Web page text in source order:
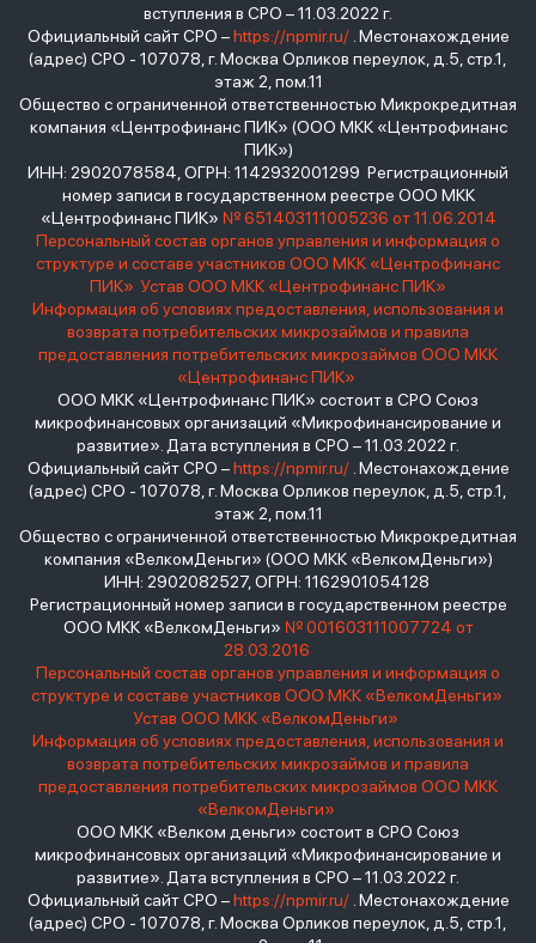
вступления в СРО – 11.03.2022 г.
Официальный сайт СРО –https://npmir.ru/. Местонахождение
(адрес) СРО - 107078, г. Москва Орликов переулок, д.5, стр.1,
этаж 2, пом.11
Общество с ограниченной ответственностью Микрокредитная
компания «Центрофинанс ПИК» (ООО МКК «Центрофинанс
ПИК»)
ИНН: 2902078584, ОГРН: 1142932001299 Регистрационный
номер записи в государственном реестре ООО МКК
«Центрофинанс ПИК» № 651403111005236 от 11.06.2014
Персональный состав органов управления и информация о
структуре и составе участников ООО МКК «Центрофинанс
ПИК» Устав ООО МКК «Центрофинанс ПИК»
Информация об условиях предоставления, использования и
возврата потребительских микрозаймов и правила
предоставления потребительских микрозаймов ООО МКК
«Центрофинанс ПИК»
ООО МКК «Центрофинанс ПИК» состоит в СРО Союз
микрофинансовых организаций «Микрофинансирование и
развитие». Дата вступления в СРО – 11.03.2022 г.
Официальный сайт СРО –https://npmir.ru/. Местонахождение
(адрес) СРО - 107078, г. Москва Орликов переулок, д.5, стр.1,
этаж 2, пом.11
Общество с ограниченной ответственностью Микрокредитная
компания «ВелкомДеньги» (ООО МКК «ВелкомДеньги»)
ИНН: 2902082527, ОГРН: 1162901054128
Регистрационный номер записи в государственном реестре
ООО МКК «ВелкомДеньги» № 001603111007724 от
28.03.2016
Персональный состав органов управления и информация о
структуре и составе участников ООО МКК «ВелкомДеньги»
Устав ООО МКК «ВелкомДеньги»
Информация об условиях предоставления, использования и
возврата потребительских микрозаймов и правила
предоставления потребительских микрозаймов ООО МКК
«ВелкомДеньги»
ООО МКК «Велком деньги» состоит в СРО Союз
микрофинансовых организаций «Микрофинансирование и
развитие». Дата вступления в СРО – 11.03.2022 г.
Официальный сайт СРО –https://npmir.ru/. Местонахождение
(адрес) СРО - 107078, г. Москва Орликов переулок, д.5, стр.1,